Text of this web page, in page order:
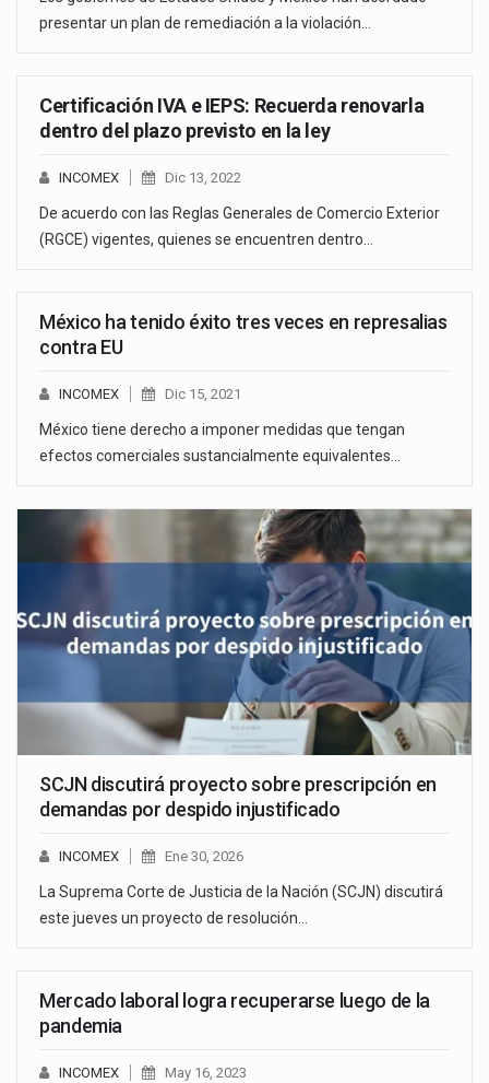
presentar un plan de remediación a la violación…
Certificación IVA e IEPS: Recuerda renovarla
dentro del plazo previsto en la ley
INCOMEX Dic 13, 2022
De acuerdo con las Reglas Generales de Comercio Exterior
(RGCE) vigentes, quienes se encuentren dentro…
México ha tenido éxito tres veces en represalias
contra EU
INCOMEX Dic 15, 2021
México tiene derecho a imponer medidas que tengan
efectos comerciales sustancialmente equivalentes…
SCJN discutirá proyecto sobre prescripción en
demandas por despido injustificado
INCOMEX Ene 30, 2026
La Suprema Corte de Justicia de la Nación (SCJN) discutirá
este jueves un proyecto de resolución…
Mercado laboral logra recuperarse luego de la
pandemia
INCOMEX May 16, 2023